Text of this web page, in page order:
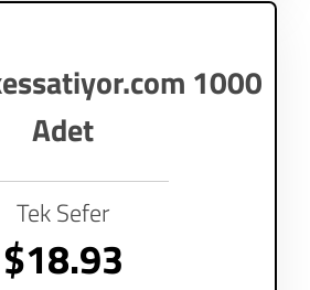
1000
Adet
Tek Sefer
$18.93